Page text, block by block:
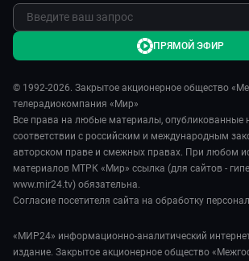
© 1992-2026. Закрытое акционерное общество
телерадиокомпания «Мир»
Все права на любые материалы, опубликованные
соответствии с российским и международным
авторском праве и смежных правах. При любом
материалов МТРК «Мир» ссылка (для сайтов -
www.mir24.tv) обязательна.
Согласие посетителя сайта на обработку
«МИР24» информационно-аналитический
издание. Закрытое акционерное общество
ПРЯМОЙ ЭФИР